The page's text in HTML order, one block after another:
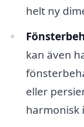
helt ny
kan även
eller
harmonisk